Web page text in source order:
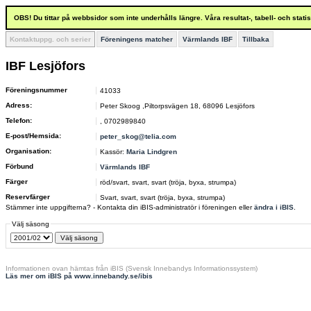
OBS! Du tittar på webbsidor som inte underhålls längre. Våra resultat-, tabell- och
Kontaktuppg. och serier Föreningens matcher Värmlands IBF Tillbaka
IBF Lesjöfors
Föreningsnummer
41033
Adress:
Peter Skoog ,Piltorpsvägen 18, 68096 Lesjöfors
Telefon:
, 0702989840
E-post/Hemsida:
peter_skog@telia.com
Organisation:
Kassör: Maria Lindgren
Förbund
Värmlands IBF
Färger
röd/svart, svart, svart (tröja, byxa, strumpa)
Reservfärger
Svart, svart, svart (tröja, byxa, strumpa)
Stämmer inte uppgifterna? - Kontakta din iBIS-administratör i föreningen ellerändra i iBIS
Välj säsong
Informationen ovan hämtas från iBIS (Svensk Innebandys Informationssystem)
Läs mer om iBIS på www.innebandy.se/ibis